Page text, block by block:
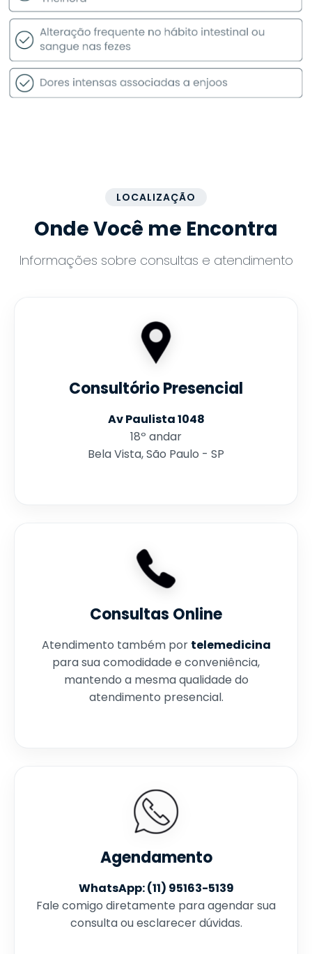
LOCALIZAÇÃO
Onde Você me Encontra
Informações sobre consultas e atendimento
Consultório Presencial
Av Paulista 1048
18º andar
Bela Vista, São Paulo - SP
Consultas Online
Atendimento também por telemedicina
para sua comodidade e conveniência,
mantendo a mesma qualidade do
atendimento presencial.
Agendamento
WhatsApp: (11) 95163-5139
Fale comigo diretamente para agendar sua
consulta ou esclarecer dúvidas.